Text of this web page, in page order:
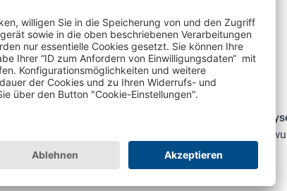
Sentiment
zeigt, in wie vielen Bewertungen eine Kategorie erwähnt
und negative Erwähnungen es in jeder Kategorie gibt.